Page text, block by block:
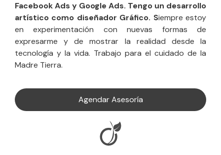
Facebook Ads y Google Ads. Tengo un desarrollo
artístico como diseñador Gráfico. Siempre estoy
en experimentación con nuevas formas de
expresarme y de mostrar la realidad desde la
tecnología y la vida. Trabajo para el cuidado de la
Madre Tierra.
Agendar Asesoría